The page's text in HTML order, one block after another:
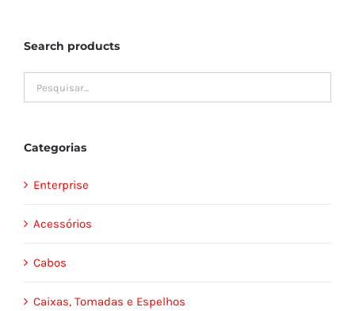
Search products
Categorias
Enterprise
Acessórios
Cabos
Caixas, Tomadas e Espelhos